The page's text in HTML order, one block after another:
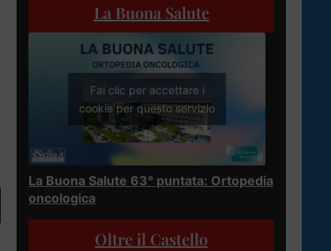
La Buona Salute
Fai clic per accettare i
cookie per questo servizio
La Buona Salute 63° puntata: Ortopedia
oncologica
Oltre il Castello